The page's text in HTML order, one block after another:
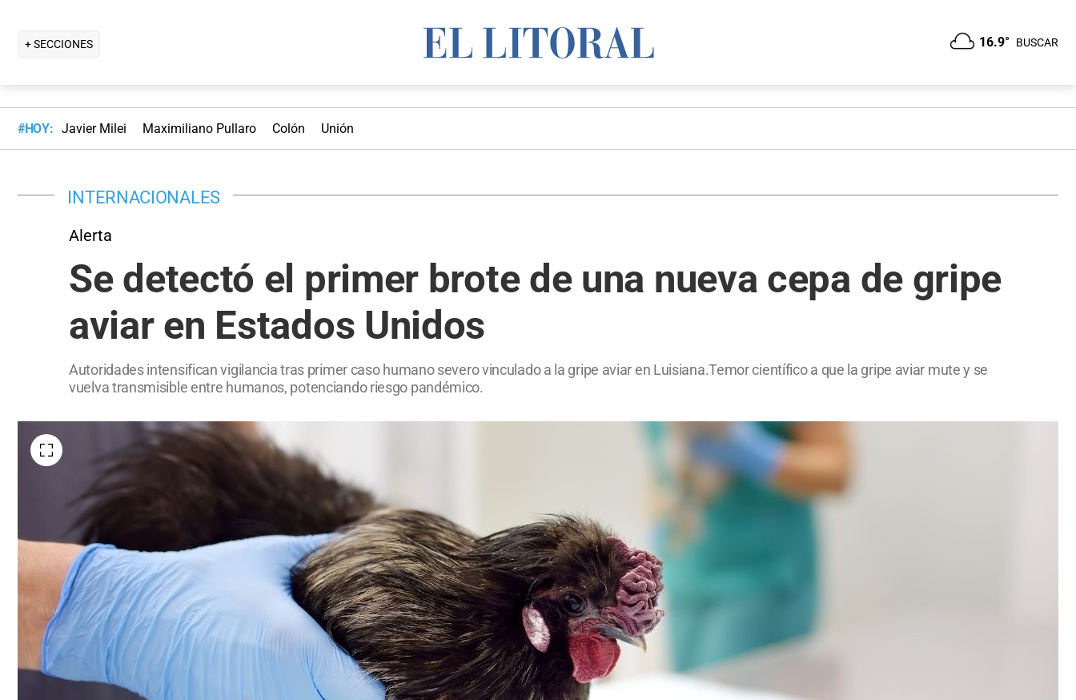
+ SECCIONES 16.9° BUSCAR
#HOY: Javier Milei Maximiliano Pullaro Colón Unión
INTERNACIONALES
Alerta
Se detectó el primer brote de una nueva cepa de gripe
aviar en Estados Unidos
Autoridades intensifican vigilancia tras primer caso humano severo vinculado a la gripe aviar en Luisiana.Temor científico a que la gripe aviar mute y se
vuelva transmisible entre humanos, potenciando riesgo pandémico.